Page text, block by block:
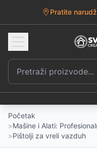
Pratite
Početak
>Mašine i Alati:
>Pištolji za vreli vazduh